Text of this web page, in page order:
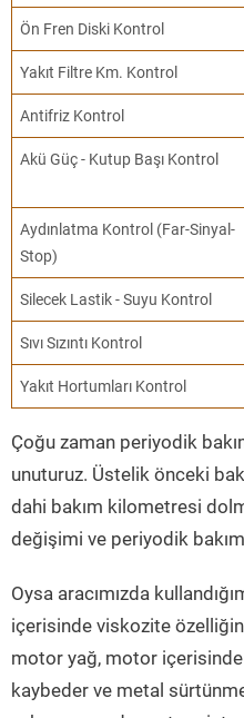
Ön Fren Diski Kontrol
Yakıt Filtre Km. Kontrol
Antifriz Kontrol
Akü Güç - Kutup Başı Kontrol
Aydınlatma Kontrol (Far-Sinyal-
Stop)
Silecek Lastik - Suyu Kontrol
Sıvı Sızıntı Kontrol
Yakıt Hortumları Kontrol
Çoğu zaman periyodik
unuturuz. Üstelik önceki
dahi bakım kilometresi
değişimi ve periyodik bakım
Oysa aracımızda
içerisinde viskozite
motor yağ, motor
kaybeder ve metal